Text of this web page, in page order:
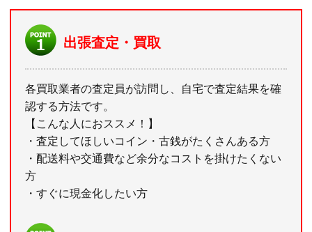
出張査定・買取
各買取業者の査定員が訪問し、自宅で査定結果を確
認する方法です。
【こんな人におススメ！】
・査定してほしいコイン・古銭がたくさんある方
・配送料や交通費など余分なコストを掛けたくない
方
・すぐに現金化したい方